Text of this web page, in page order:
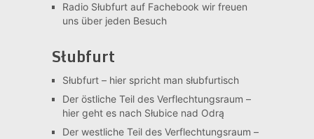
Radio Słubfurt auf Fachebook wir freuen
uns über jeden Besuch
Słubfurt
Słubfurt –hier spricht man słubfurtisch
Der östliche Teil des Verflechtungsraum –
hier geht es nach Słubice nad Odrą
Der westliche Teil des Verflechtungsraum –